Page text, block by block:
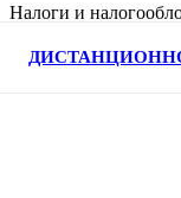
Налоги и